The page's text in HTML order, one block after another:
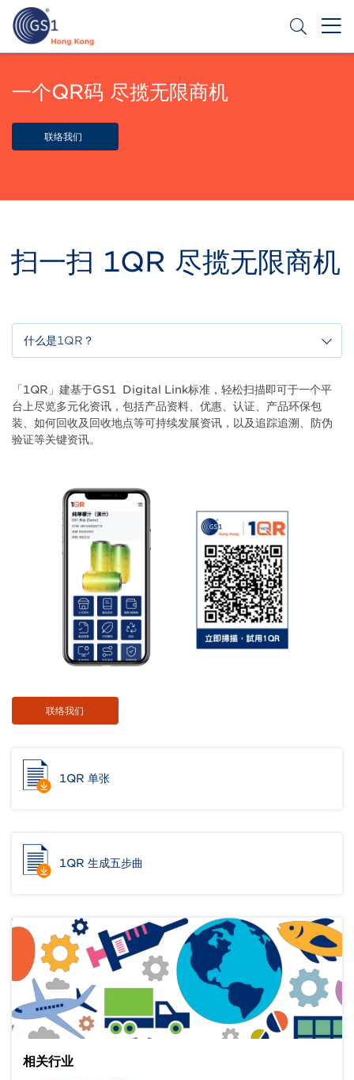
主
Top
Second
Menu
一个QR码 尽揽无限商机
联络我们
扫一扫 1QR 尽揽无限商机
什么是1QR？
Body
「1QR」建基于GS1 Digital Link标准，轻松扫描即可于一个平
台上尽览多元化资讯，包括产品资料、优惠、认证、产品环保包
装、如何回收及回收地点等可持续发展资讯，以及追踪追溯、防伪
验证等关键资讯。
联络我们
1QR 单张
1QR 生成五步曲
相关行业